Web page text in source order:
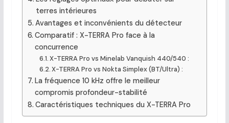
terres intérieures
Avantages et inconvénients du détecteur
Comparatif : X-TERRA Pro face à la
concurrence
X-TERRA Pro vs Minelab Vanquish 440/540 :
X-TERRA Pro vs Nokta Simplex (BT/Ultra) :
La fréquence 10 kHz offre le meilleur
compromis profondeur-stabilité
Caractéristiques techniques du X-TERRA Pro